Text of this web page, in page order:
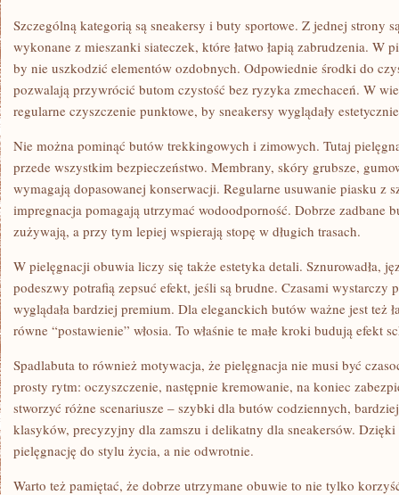
Szczególną kategorią są sneakersy i buty sportowe. Z jednej strony
wykonane z mieszanki siateczek, które łatwo łapią zabrudzenia. W
by nie uszkodzić elementów ozdobnych. Odpowiednie środki do
pozwalają przywrócić butom czystość bez ryzyka zmechaceń. W
regularne czyszczenie punktowe, by sneakersy wyglądały
Nie można pominąć butów trekkingowych i zimowych. Tutaj
przede wszystkim bezpieczeństwo. Membrany, skóry grubsze,
wymagają dopasowanej konserwacji. Regularne usuwanie piasku z
impregnacja pomagają utrzymać wodoodporność. Dobrze zadbane
zużywają, a przy tym lepiej wspierają stopę w długich trasach.
W pielęgnacji obuwia liczy się także estetyka detali. Sznurowadła,
podeszwy potrafią zepsuć efekt, jeśli są brudne. Czasami wystarczy
wyglądała bardziej premium. Dla eleganckich butów ważne jest też
równe “postawienie” włosia. To właśnie te małe kroki budują efekt
Spadlabuta to również motywacja, że pielęgnacja nie musi być
prosty rytm: oczyszczenie, następnie kremowanie, na koniec
stworzyć różne scenariusze – szybki dla butów codziennych,
klasyków, precyzyjny dla zamszu i delikatny dla sneakersów.
pielęgnację do stylu życia, a nie odwrotnie.
Warto też pamiętać, że dobrze utrzymane obuwie to nie tylko